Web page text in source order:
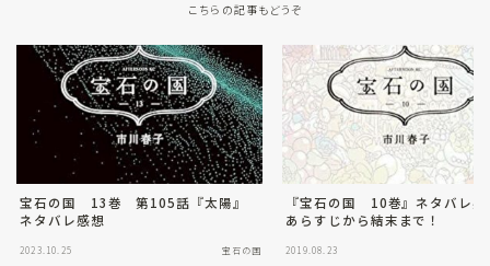
こちらの記事もどうぞ
宝石の国 13巻 第105話『太陽』
ネタバレ感想
2023.10.25 宝石の国
『宝石の国 10巻』ネタバレ感
あらすじから結末まで！
2019.08.23